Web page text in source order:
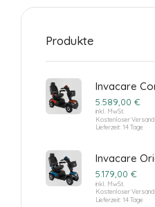
Produkte
5.589,00 €
inkl. MwSt.
Kostenloser Versand
Lieferzeit: 14 Tage
5.179,00 €
inkl. MwSt.
Kostenloser Versand
Lieferzeit: 14 Tage
abgelegte
die Daten über
den Benutzer
und seinen
Browser
aufzeichnen
können, z. B.
Webseite,
Surfaktivitäten,
geografischer
Standort, usw.